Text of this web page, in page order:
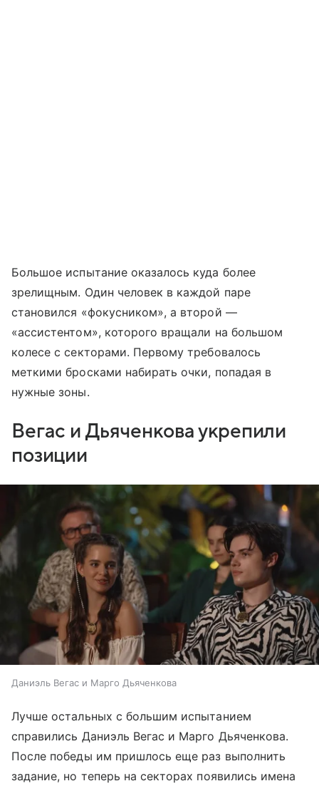
Большое испытание оказалось куда более
зрелищным. Один человек в каждой паре
становился «фокусником», а второй —
«ассистентом», которого вращали на большом
колесе с секторами. Первому требовалось
меткими бросками набирать очки, попадая в
нужные зоны.
Вегас и Дьяченкова укрепили
позиции
Даниэль Вегас и Марго Дьяченкова
Лучше остальных с большим испытанием
справились Даниэль Вегас и Марго Дьяченкова.
После победы им пришлось еще раз выполнить
задание, но теперь на секторах появились имена